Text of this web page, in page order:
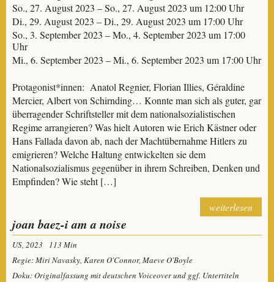
So., 27. August 2023 – So., 27. August 2023 um 12:00 Uhr
Di., 29. August 2023 – Di., 29. August 2023 um 17:00 Uhr
So., 3. September 2023 – Mo., 4. September 2023 um 17:00
Uhr
Mi., 6. September 2023 – Mi., 6. September 2023 um 17:00 Uhr
Protagonist*innen: Anatol Regnier, Florian Illies, Géraldine
Mercier, Albert von Schirnding… Konnte man sich als guter, gar
überragender Schriftsteller mit dem nationalsozialistischen
Regime arrangieren? Was hielt Autoren wie Erich Kästner oder
Hans Fallada davon ab, nach der Machtübernahme Hitlers zu
emigrieren? Welche Haltung entwickelten sie dem
Nationalsozialismus gegenüber in ihrem Schreiben, Denken und
Empfinden? Wie steht […]
weiterlesen
joan baez-i am a noise
US, 2023
113 Min
Regie: Miri Navasky, Karen O'Connor, Maeve O'Boyle
Doku: Originalfassung mit deutschen Voiceover und ggf. Untertiteln